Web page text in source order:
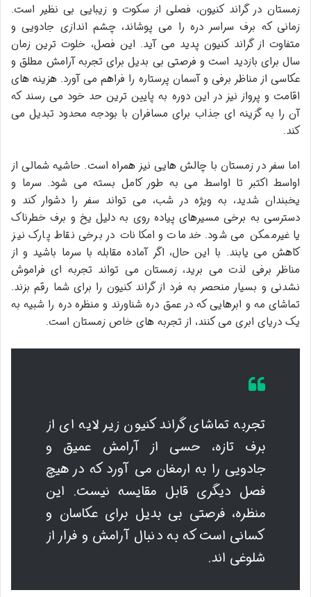
زمستان در گراند کنیون، فصلی از سکوت و زیبایی بی نظیر است.
زمانی که برف سراسر دره را می پوشاند، چشم اندازی جادویی و
متفاوت از گراند کنیون پدید می آید. این فصل، خلوت ترین زمان
سال برای بازدید است و فرصتی بی بدیل برای تجربه آرامش مطلق و
عکاسی از مناظر برفی و آسمان پرستاره را فراهم می آورد. هزینه های
اقامت و پرواز نیز در این دوره به پایین ترین حد خود می رسند که
آن را به گزینه ای جذاب برای مسافران با بودجه محدود تبدیل می
کند.
اما سفر در زمستان با چالش هایی نیز همراه است. حاشیه شمالی از
اواسط اکتبر تا اواسط می به طور کامل بسته می شود. سرما و
یخبندان شدید، به ویژه در شب، می تواند سفر را دشوار کند و
دسترسی به برخی مسیرهای پیاده روی به دلیل یخ و برف خطرناک
یا غیرممکن می شود. خدمات و امکانات در برخی نقاط پارک نیز
کاهش می یابند. با این حال، اگر آماده مقابله با سرما باشید و از
مناظر برفی لذت می برید، زمستان می تواند تجربه ای فراموش
نشدنی و بسیار منحصر به فرد از گراند کنیون را برای شما رقم بزند.
تماشای مه و ابرهایی که در عمق دره شناورند و منظره دره را شبیه به
یک دریای ابری می کنند، از تجربه های خاص زمستان است.
تجربه تماشای گراند کنیون زیر لایه ای از
برف تازه، حسی از آرامش عمیق و
جادویی را به ارمغان می آورد که در هیچ
فصل دیگری قابل مقایسه نیست. این
منظره، فرصتی بی بدیل برای عکاسان و
کسانی است که به دنبال آرامش و فرار از
شلوغی اند.